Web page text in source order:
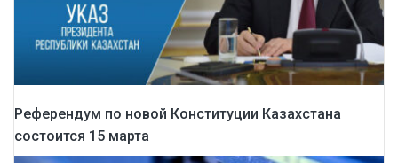
Референдум по новой Конституции Казахстана
состоится 15 марта